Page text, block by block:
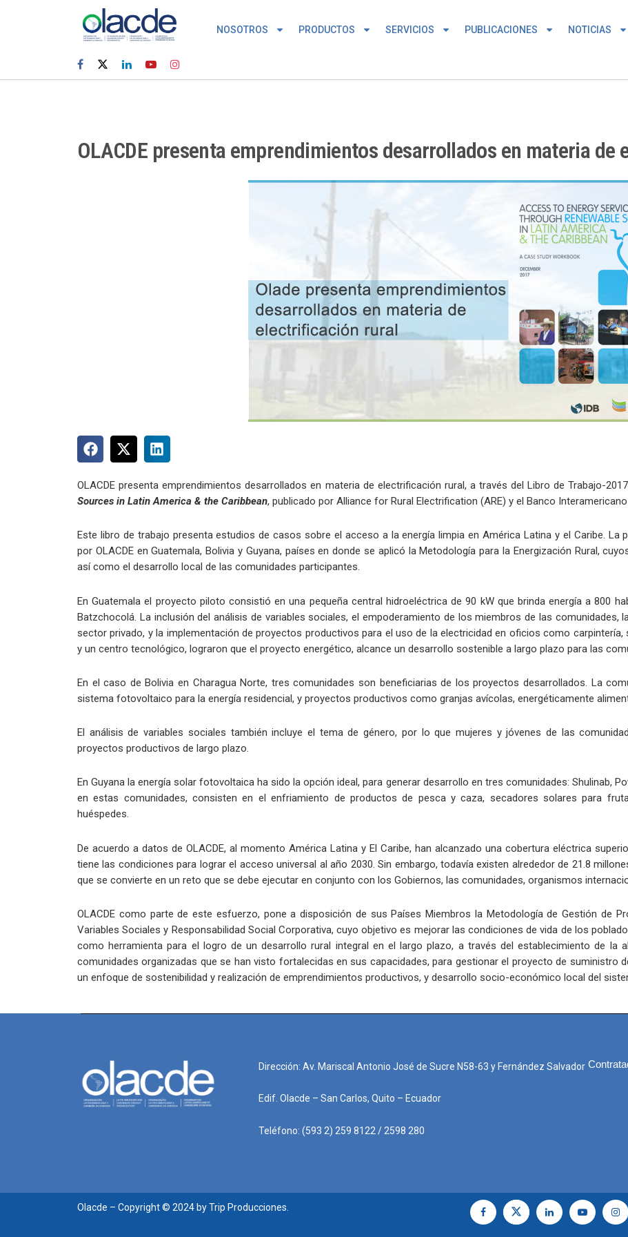
NOSOTROS PRODUCTOS SERVICIOS PUBLICACIONES NOTICIAS
OLACDE presenta emprendimientos desarrollados en materia
OLACDE presenta emprendimientos desarrollados en materia de electrificación rural, a través del Libro de Trabajo-
Sources in Latin America & the Caribbean, publicado por Alliance for Rural Electrification (ARE) y el Banco
Este libro de trabajo presenta estudios de casos sobre el acceso a la energía limpia en América Latina y el Caribe. La
por OLACDE en Guatemala, Bolivia y Guyana, países en donde se aplicó la Metodología para la Energización Rural,
así como el desarrollo local de las comunidades participantes.
En Guatemala el proyecto piloto consistió en una pequeña central hidroeléctrica de 90 kW que brinda energía a 800
Batzchocolá. La inclusión del análisis de variables sociales, el empoderamiento de los miembros de las comunidades,
sector privado, y la implementación de proyectos productivos para el uso de la electricidad en oficios como
y un centro tecnológico, lograron que el proyecto energético, alcance un desarrollo sostenible a largo plazo para las
En el caso de Bolivia en Charagua Norte, tres comunidades son beneficiarias de los proyectos desarrollados. La
sistema fotovoltaico para la energía residencial, y proyectos productivos como granjas avícolas, energéticamente
El análisis de variables sociales también incluye el tema de género, por lo que mujeres y jóvenes de las
proyectos productivos de largo plazo.
En Guyana la energía solar fotovoltaica ha sido la opción ideal, para generar desarrollo en tres comunidades: Shulinab,
en estas comunidades, consisten en el enfriamiento de productos de pesca y caza, secadores solares para
huéspedes.
De acuerdo a datos de OLACDE, al momento América Latina y El Caribe, han alcanzado una cobertura eléctrica
tiene las condiciones para lograr el acceso universal al año 2030. Sin embargo, todavía existen alrededor de 21.8
que se convierte en un reto que se debe ejecutar en conjunto con los Gobiernos, las comunidades, organismos
OLACDE como parte de este esfuerzo, pone a disposición de sus Países Miembros la Metodología de Gestión de
Variables Sociales y Responsabilidad Social Corporativa, cuyo objetivo es mejorar las condiciones de vida de los
como herramienta para el logro de un desarrollo rural integral en el largo plazo, a través del establecimiento de la
comunidades organizadas que se han visto fortalecidas en sus capacidades, para gestionar el proyecto de suministro
un enfoque de sostenibilidad y realización de emprendimientos productivos, y desarrollo socio-económico local del
Dirección: Av. Mariscal Antonio José de Sucre N58-63 y Fernández Salvador
Edif. Olacde – San Carlos, Quito – Ecuador
Teléfono: (593 2) 259 8122 / 2598 280
Olacde – Copyright © 2024 by Trip Producciones.